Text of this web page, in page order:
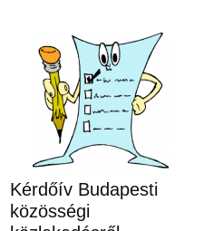
Kérdőív Budapesti
közösségi